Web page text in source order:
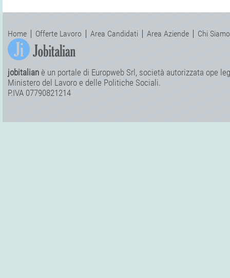
Home Offerte Lavoro Area Candidati Area Aziende Chi Siamo
jobitalian è un portale di Europweb Srl, società autorizzata ope
Ministero del Lavoro e delle Politiche Sociali.
P.IVA 07790821214